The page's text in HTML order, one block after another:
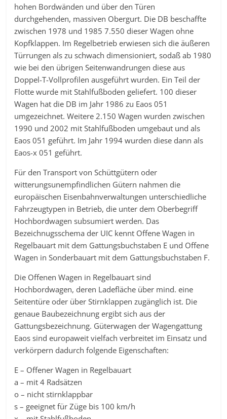
hohen Bordwänden und über den Türen
durchgehenden, massiven Obergurt. Die DB beschaffte
zwischen 1978 und 1985 7.550 dieser Wagen ohne
Kopfklappen. Im Regelbetrieb erwiesen sich die äußeren
Türrungen als zu schwach dimensioniert, sodaß ab 1980
wie bei den übrigen Seitenwandrungen diese aus
Doppel-T-Vollprofilen ausgeführt wurden. Ein Teil der
Flotte wurde mit Stahlfußboden geliefert. 100 dieser
Wagen hat die DB im Jahr 1986 zu Eaos 051
umgezeichnet. Weitere 2.150 Wagen wurden zwischen
1990 und 2002 mit Stahlfußboden umgebaut und als
Eaos 051 geführt. Im Jahr 1994 wurden diese dann als
Eaos-x 051 geführt.
Für den Transport von Schüttgütern oder
witterungsunempfindlichen Gütern nahmen die
europäischen Eisenbahnverwaltungen unterschiedliche
Fahrzeugtypen in Betrieb, die unter dem Oberbegriff
Hochbordwagen subsumiert werden. Das
Bezeichnugsschema der UIC kennt Offene Wagen in
Regelbauart mit dem Gattungsbuchstaben E und Offene
Wagen in Sonderbauart mit dem Gattungsbuchstaben F.
Die Offenen Wagen in Regelbauart sind
Hochbordwagen, deren Ladefläche über mind. eine
Seitentüre oder über Stirnklappen zugänglich ist. Die
genaue Baubezeichnung ergibt sich aus der
Gattungsbezeichnung. Güterwagen der Wagengattung
Eaos sind europaweit vielfach verbreitet im Einsatz und
verkörpern dadurch folgende Eigenschaften:
E – Offener Wagen in Regelbauart
a – mit 4 Radsätzen
o – nicht stirnklappbar
s – geeignet für Züge bis 100 km/h